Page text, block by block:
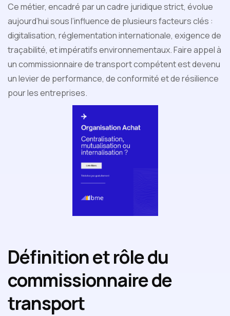
Ce métier, encadré par un cadre juridique strict, évolue
aujourd’hui sous l’influence de plusieurs facteurs clés :
digitalisation, réglementation internationale, exigence de
traçabilité, et impératifs environnementaux. Faire appel à
un commissionnaire de transport compétent est devenu
un levier de performance, de conformité et de résilience
pour les entreprises.
Définition et rôle du
commissionnaire de
transport